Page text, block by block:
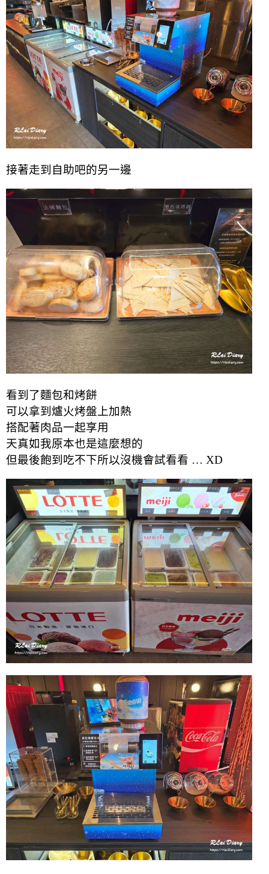
接著走到自助吧的另一邊
看到了麵包和烤餅
可以拿到爐火烤盤上加熱
搭配著肉品一起享用
天真如我原本也是這麼想的
但最後飽到吃不下所以沒機會試看看 … XD